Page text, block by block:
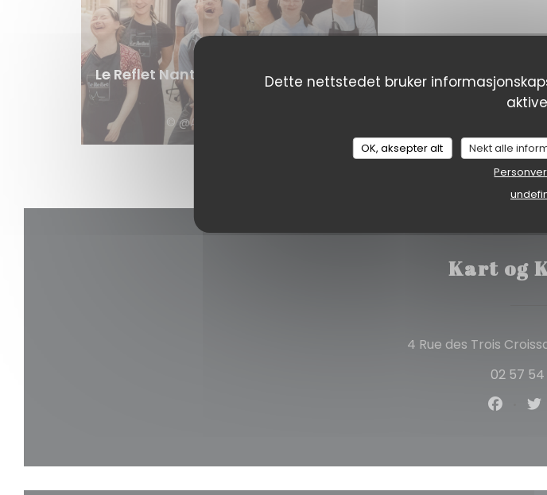
Dette nettstedet bruker
OK, aksepter alt Nekt alle
Le Reflet Nantes - restaurant inclusif
© @Amandine Perraud
Kart og
4 Rue des Trois
02 57 54